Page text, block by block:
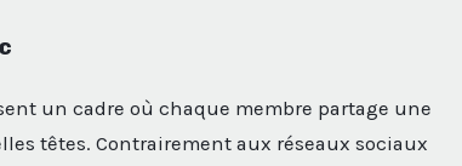
un cadre où chaque membre partage une
têtes. Contrairement aux réseaux sociaux